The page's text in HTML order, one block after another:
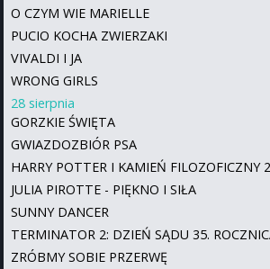
O CZYM WIE MARIELLE
PUCIO KOCHA ZWIERZAKI
VIVALDI I JA
WRONG GIRLS
28 sierpnia
GORZKIE ŚWIĘTA
GWIAZDOZBIÓR PSA
HARRY POTTER I KAMIEŃ FILOZOFICZNY
JULIA PIROTTE - PIĘKNO I SIŁA
SUNNY DANCER
TERMINATOR 2: DZIEŃ SĄDU 35.
ZRÓBMY SOBIE PRZERWĘ